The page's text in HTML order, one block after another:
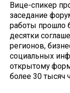
Вице-спикер
заседание
работы прошло
десятки
регионов,
социальных
открытому
более 30 тысяч